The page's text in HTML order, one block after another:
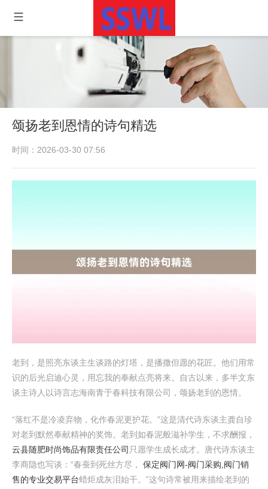
颂扬老到恩情的诗句精选
时间：2026-03-30 07:56
老到，是照亮东谈主生谈路的灯塔，是播撒但愿的花匠。他们用常
识的后光启迪心灵，用忘我的奉献点亮将来。自古以来，多半文东
谈主诗人以诗言志海南青于春科技有限公司，颂扬老到的恩情。
“落红不是冷凌弃物，化作春泥更护花。”这是清代诗东谈主龚自珍
对老到默然奉献精神的奖饰。老到如春泥般滋补学生，不求酬报，
云县随肥时尚饰品有限责任公司 只愿学生成长成才。唐代诗东谈主
李商隐也写谈：“春蚕到死丝方尽， 保定阀门网-阀门采购,阀门销
售的专业交易平台蜡炬成灰泪始干。”这句诗常被用来描绘老到的